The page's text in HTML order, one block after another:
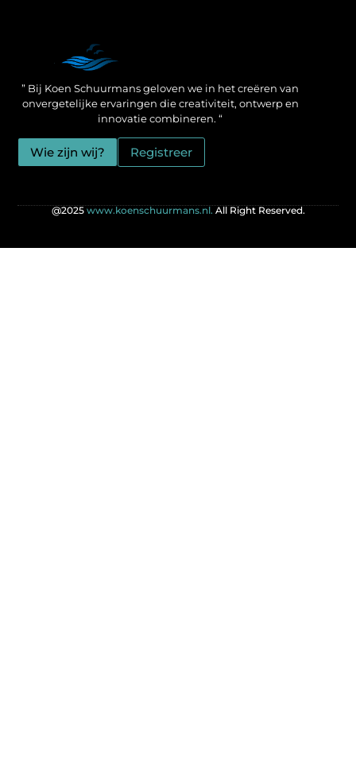
” Bij Koen Schuurmans geloven we in het creëren van
onvergetelijke ervaringen die creativiteit, ontwerp en
innovatie combineren. “
Wie zijn wij? Registreer
@2025 www.koenschuurmans.nl. All Right Reserved.